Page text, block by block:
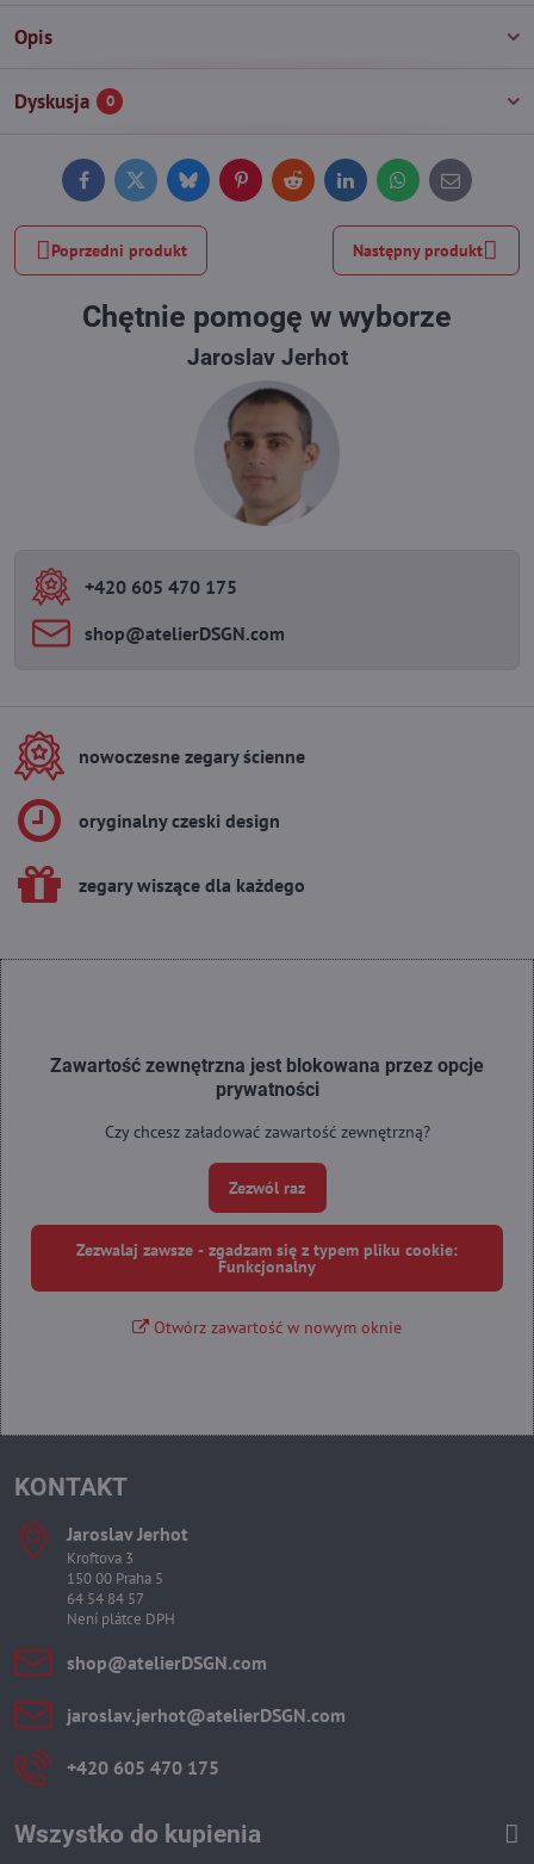
Opis
Dyskusja 0
FacebookTwitterBlueskyPinterestReddit LinkedInWhatsApp
E-
mail
Poprzedni produkt Następny produkt
Chętnie pomogę w wyborze
Jaroslav Jerhot
+420 605 470 175
shop​@atelierDSGN​.com
nowoczesne zegary ścienne
oryginalny czeski design
zegary wiszące dla każdego
Zawartość zewnętrzna jest blokowana przez opcje
prywatności
Czy chcesz załadować zawartość zewnętrzną?
Zezwól raz
Zezwalaj zawsze - zgadzam się z typem pliku cookie:
Funkcjonalny
Otwórz zawartość w nowym oknie
KONTAKT
Jaroslav Jerhot
Kroftova 3
150 00 Praha 5
64 54 84 57
Není plátce DPH
shop​@atelierDSGN​.com
jaroslav​.jerhot​@atelierDSGN​.com
+420 605 470 175
Wszystko do kupienia